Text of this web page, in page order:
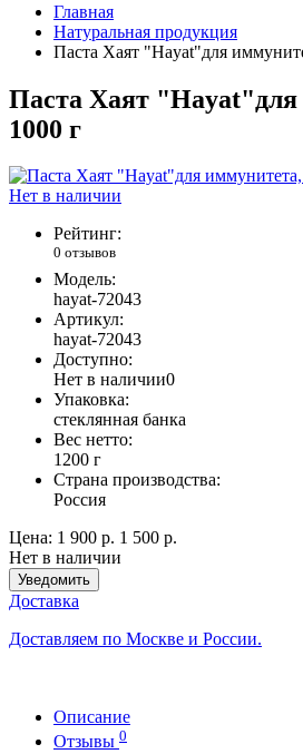
Главная
Натуральная продукция
Паста Хаят "Hayat"для
Паста Хаят "Hayat"для
1000 г
Нет в наличии
Рейтинг:
0 отзывов
Модель:
hayat-72043
Артикул:
hayat-72043
Доступно:
Нет в наличии0
Упаковка:
стеклянная банка
Вес нетто:
1200 г
Страна производства:
Россия
Цена: 1 900 р. 1 500 р.
Нет в наличии
Уведомить
Доставка
Доставляем по Москве и России.
Описание
Отзывы 0